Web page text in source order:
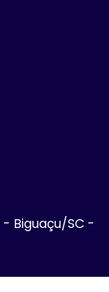
- Biguaçu/SC -